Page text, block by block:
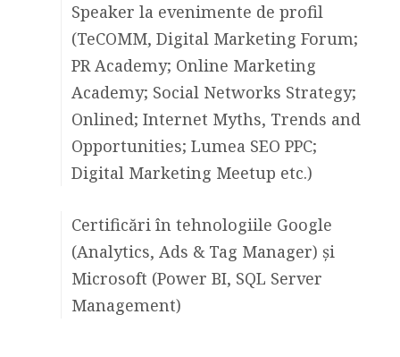
Speaker la evenimente de profil
(TeCOMM, Digital Marketing Forum;
PR Academy; Online Marketing
Academy; Social Networks Strategy;
Onlined; Internet Myths, Trends and
Opportunities; Lumea SEO PPC;
Digital Marketing Meetup etc.)
Certificări în tehnologiile Google
(Analytics, Ads & Tag Manager) și
Microsoft (Power BI, SQL Server
Management)